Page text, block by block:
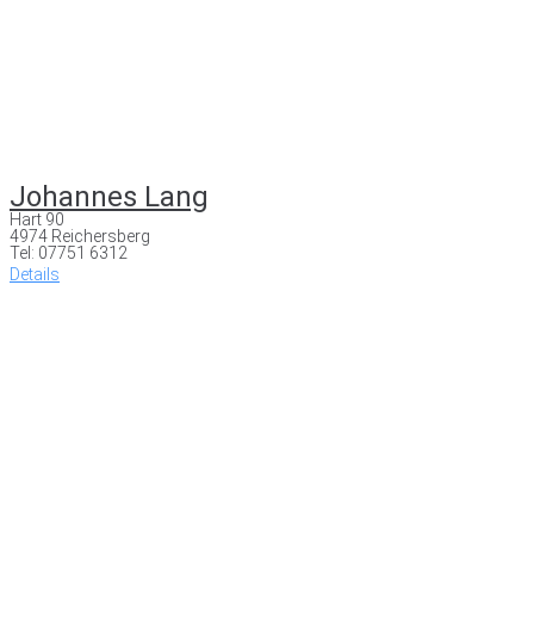
Johannes Lang
Hart 90
4974 Reichersberg
Tel: 07751 6312
Details